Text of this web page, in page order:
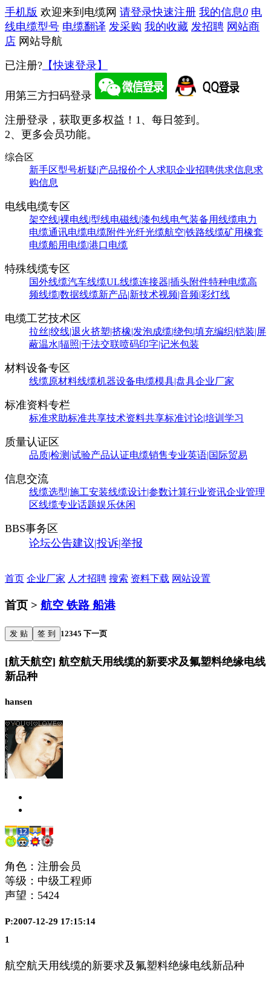
手机版 欢迎来到电缆网 请登录快速注册 我的信息0 电
线电缆型号 电缆翻译 发采购 我的收藏 发招聘 网站商
店 网站导航
已注册? 【快速登录】
用第三方扫码登录
注册登录，获取更多权益！ 1、每日签到。
2、更多会员功能。
综合区
新手区型号析疑|产品报价个人求职企业招聘供求信息求
购信息
电线电缆专区
架空线|裸电线|型线电磁线|漆包线电气装备用线缆电力
电缆通讯电缆电缆附件光纤光缆航空|铁路线缆矿用橡套
电缆船用电缆|港口电缆
特殊线缆专区
国外线缆汽车线缆UL线缆连接器|插头附件特种电缆高
频线缆|数据线缆新产品|新技术视频|音频|彩灯线
电缆工艺技术区
拉丝|绞线|退火挤塑|挤橡|发泡成缆|绕包|填充编织|铠装|屏
蔽温水|辐照|干法交联喷码印字|记米包装
材料设备专区
线缆原材料线缆机器设备电缆模具|盘具企业厂家
标准资料专栏
标准求助标准共享技术资料共享标准讨论|培训学习
质量认证区
品质|检测|试验产品认证电缆销售专业英语|国际贸易
信息交流
线缆选型|施工安装线缆设计|参数计算行业资讯企业管理
区线缆专业话题娱乐休闲
BBS事务区
论坛公告建议|投诉|举报
首页 企业厂家 人才招聘 搜索 资料下载 网站设置
首页 > 航空 铁路 船港
发 贴 签 到 12345 下一页
[航天航空] 航空航天用线缆的新要求及氟塑料绝缘电线
新品种
hansen
角色：注册会员
等级：中级工程师
声望： 5424
P:2007-12-29 17:15:14
1
航空航天用线缆的新要求及氟塑料绝缘电线新品种